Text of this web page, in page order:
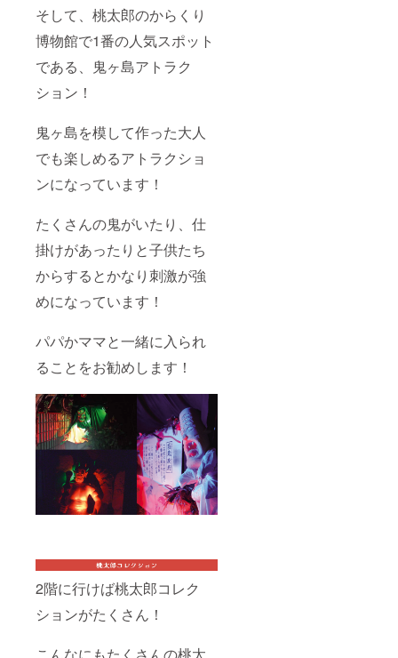
そして、桃太郎のからくり
博物館で1番の人気スポット
である、鬼ヶ島アトラク
ション！
鬼ヶ島を模して作った大人
でも楽しめるアトラクショ
ンになっています！
たくさんの鬼がいたり、仕
掛けがあったりと子供たち
からするとかなり刺激が強
めになっています！
パパかママと一緒に入られ
ることをお勧めします！
2階に行けば桃太郎コレク
ションがたくさん！